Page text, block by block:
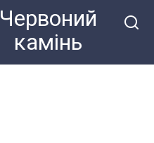
Червоний
камiнь